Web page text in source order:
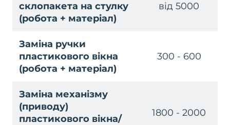
склопакета на стулку
(робота + матеріал)
від 5000
Заміна ручки
пластикового вікна
(робота + матеріал)
300 - 600
Заміна механізму
(приводу)
пластикового вікна/
1800 - 2000